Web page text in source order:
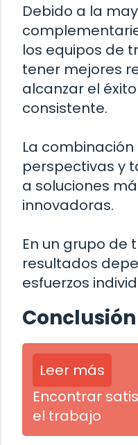
Debido a la
los equipos de
tener mejores
alcanzar el
consistente.
La
perspectivas y
a soluciones
innovadoras.
En un grupo de
resultados
esfuerzos
Conclusión
Leer más
Encontrar
el trabajo